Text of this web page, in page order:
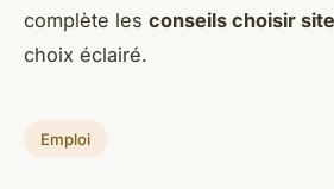
complète les conseils choisir
choix éclairé.
Emploi